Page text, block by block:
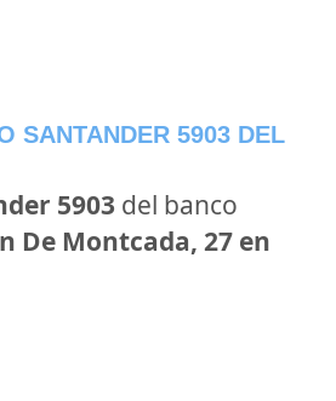
SANTANDER 5903 DEL
5903 del banco
De Montcada, 27 en